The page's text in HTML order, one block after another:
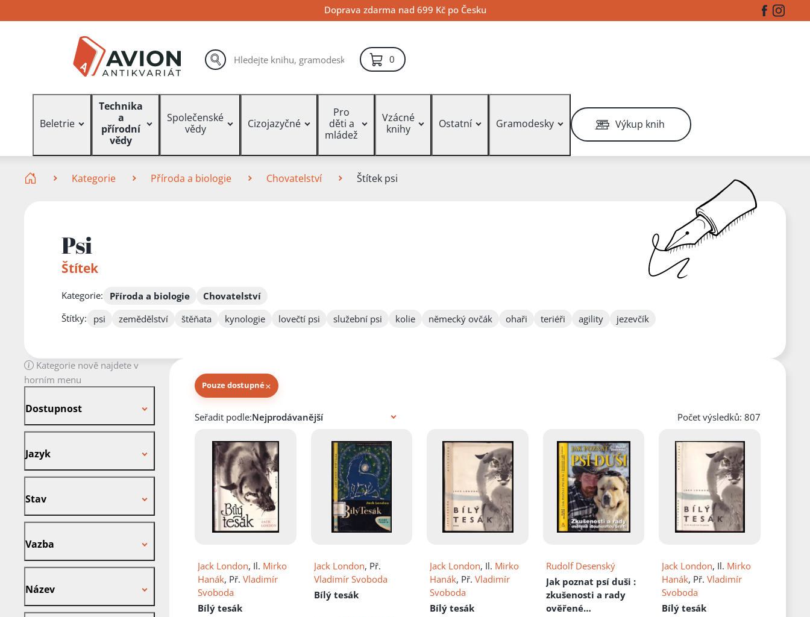
na
na
na
Doprava zdarma nad 699 Kč po Česku Facebook
Vyhledávání hledat
0položek – košík
Beletrie
Technika
a
přírodní
vědy
Společenské
vědy
Cizojazyčné
Pro
děti a
mládež
Vzácné
knihy
Ostatní Gramodesky Výkup knih
Kategorie Příroda a biologie Chovatelství Štítek psi
Psi
Štítek
Kategorie: Příroda a biologie
Chovatelství
Štítky:
psi zemědělství štěňata kynologie lovečtí psi služební psi kolie německý ovčák ohaři teriéři agility jezevčík
Kategorie nově najdete v
horním menu
Dostupnost
Jazyk
Stav
Vazba
Název
Pouze dostupné×
Knihy autora
Seřadit podle: Počet výsledků: 807
Jack London, Il. Mirko
Hanák, Př.Vladimír
Svoboda
Bílý tesák
Jack London, Př.
Vladimír Svoboda
Bílý tesák
Jack London, Il. Mirko
Hanák, Př.Vladimír
Svoboda
Bílý tesák
Rudolf Desenský
Jak poznat psí duši :
zkušenosti a rady
ověřené
Jack London, Il. Mirko
Hanák, Př.Vladimír
Svoboda
Bílý tesák